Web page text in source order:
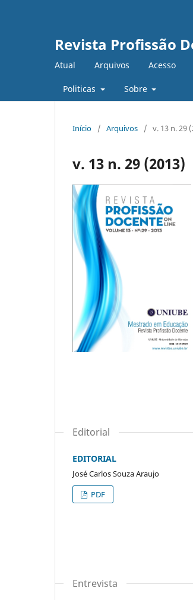
Revista Profissão
Atual Arquivos Acesso
Politicas Sobre
Início / Arquivos / v. 13 n. 29
v. 13 n. 29 (2013)
Editorial
EDITORIAL
José Carlos Souza Araujo
PDF
Entrevista